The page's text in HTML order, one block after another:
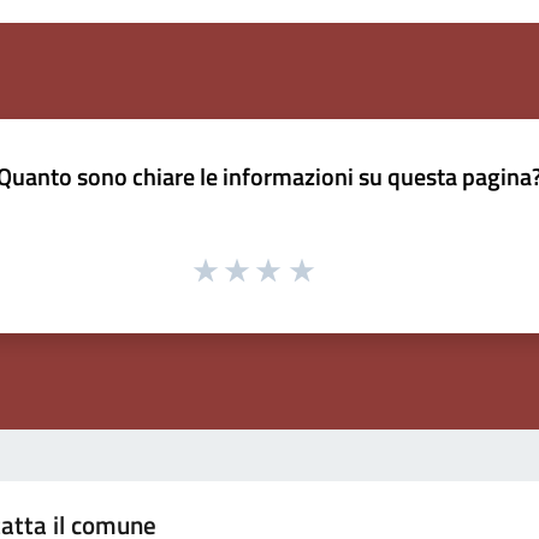
sono chiare le informazioni su questa
il comune